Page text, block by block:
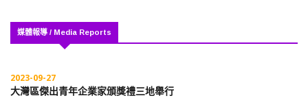
媒體報導 / Media Reports
2023-09-27
大灣區傑出青年企業家頒獎禮三地舉行